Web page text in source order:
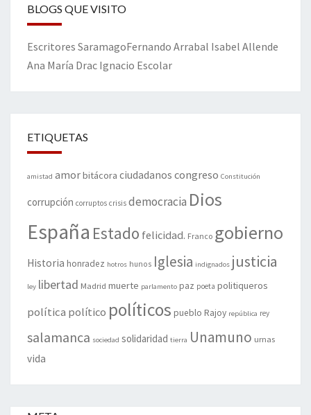
BLOGS QUE VISITO
Escritores SaramagoFernando Arrabal Isabel Allende
Ana María Drac Ignacio Escolar
ETIQUETAS
amistad amorbitácora ciudadanos congreso Constitución
corrupción corruptos crisis democracia Dios
España Estado felicidad. Franco gobierno
Historia honradez hotros hunos Iglesia indignados justicia
ley libertad Madrid muerte parlamento paz poeta politiqueros
política político políticos pueblo Rajoy república rey
salamanca sociedad solidaridad tierra Unamuno urnas
vida